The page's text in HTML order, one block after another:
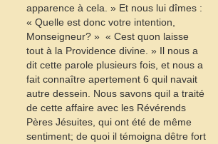
apparence à cela. » Et nous lui dîmes :
« Quelle est donc votre intention,
Monseigneur? »  « Cest quon laisse
tout à la Providence divine. » Il nous a
dit cette parole plusieurs fois, et nous a
fait connaître apertement 6 quil navait
autre dessein. Nous savons quil a traité
de cette affaire avec les Révérends
Pères Jésuites, qui ont été de même
sentiment; de quoi il témoigna dêtre fort